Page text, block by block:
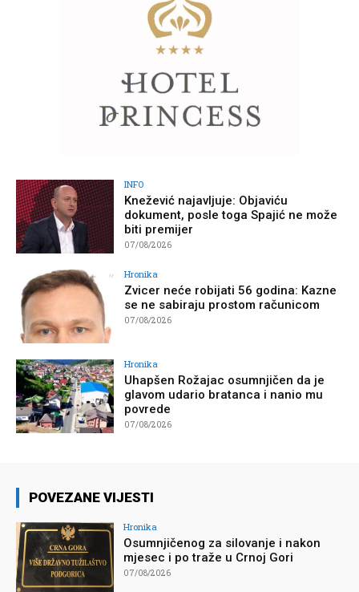
INFO
Knežević najavljuje: Objaviću
dokument, posle toga Spajić ne može
biti premijer
07/08/2026
Hronika
Zvicer neće robijati 56 godina: Kazne
se ne sabiraju prostom računicom
07/08/2026
Hronika
Uhapšen Rožajac osumnjičen da je
glavom udario bratanca i nanio mu
povrede
07/08/2026
POVEZANE VIJESTI
Hronika
Osumnjičenog za silovanje i nakon
mjesec i po traže u Crnoj Gori
07/08/2026